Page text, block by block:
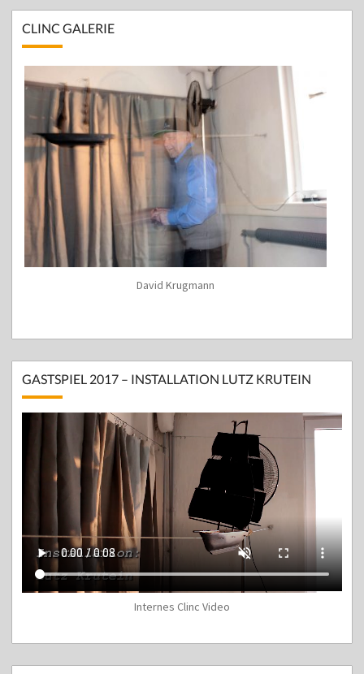
CLINC GALERIE
David Krugmann
GASTSPIEL 2017 – INSTALLATION LUTZ KRUTEIN
Internes Clinc Video